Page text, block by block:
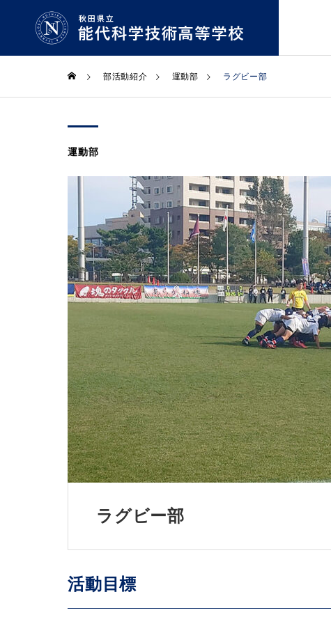
学校紹介
学校長挨
拶
Greeting
学科・コース
生物資源科
Bioresources
部活動紹介 運動部 ラグビー部
運動部
ラグビー部
活動目標